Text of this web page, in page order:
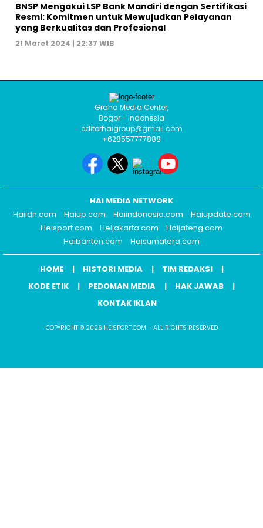
BNSP Mengakui LSP Bank Mandiri dengan Sertifikasi
Resmi: Komitmen untuk Mewujudkan Pelayanan
yang Berkualitas dan Profesional
21 Maret 2024 | 22:37 WIB
Graha Media Center,
Bogor - Indonesia
editorhaigroup@gmail.com
+628557777888
HAI MEDIA NETWORK
Haiidn.com
Haiup.com Haiindonesia.com
Haiupdate.com
Heisport.com
Heijakarta.com
Haijateng.com
Haibanten.com
Haisumatera.com
HOME HISTORI MEDIA
TIM REDAKSI
KODE ETIK
PEDOMAN MEDIA
HAK JAWAB
KONTAK IKLAN
COPYRIGHT © 2026 HEISPORT.COM - ALL RIGHTS RESERVED